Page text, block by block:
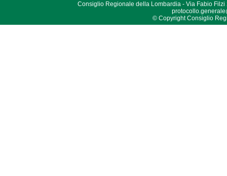
Consiglio Regionale della Lombardia - Via Fabio Filzi
© Copyright Consiglio